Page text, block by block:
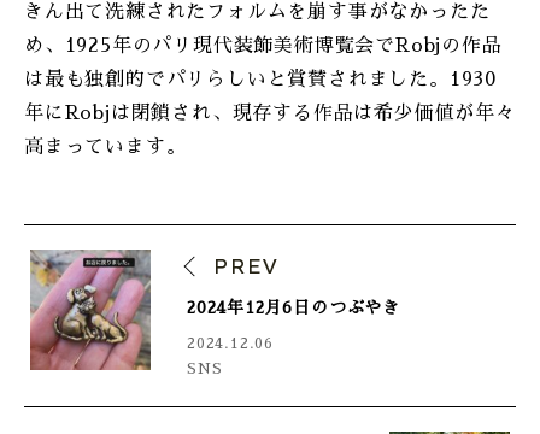
きん出て洗練されたフォルムを崩す事がなかったた
め、1925年のパリ現代装飾美術博覧会でRobjの作品
は最も独創的でパリらしいと賞賛されました。1930
年にRobjは閉鎖され、現存する作品は希少価値が年々
高まっています。
PREV
2024年12月6日のつぶやき
2024.12.06
SNS